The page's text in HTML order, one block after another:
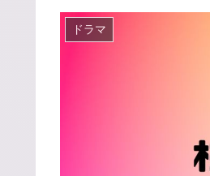
ドラマ